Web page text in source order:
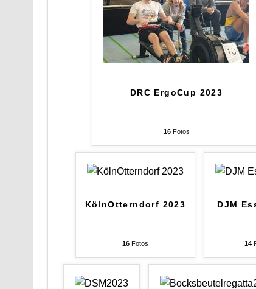
DRC ErgoCup 2023
16Fotos
KölnOtterndorf 2023
16 Fotos
DJM
14